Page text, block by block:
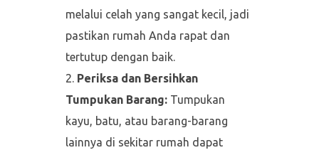
melalui celah yang sangat kecil, jadi
pastikan rumah Anda rapat dan
tertutup dengan baik.
Periksa dan Bersihkan
Tumpukan Barang:Tumpukan
kayu, batu, atau barang-barang
lainnya di sekitar rumah dapat